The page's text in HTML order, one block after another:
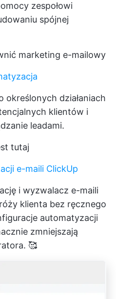
zespołowi
spójnej
marketing e-mailowy
określonych działaniach
klientów i
leadami.
tutaj
e-maili ClickUp
i wyzwalacz e-maili
klienta bez ręcznego
automatyzacji
zmniejszają
🥰